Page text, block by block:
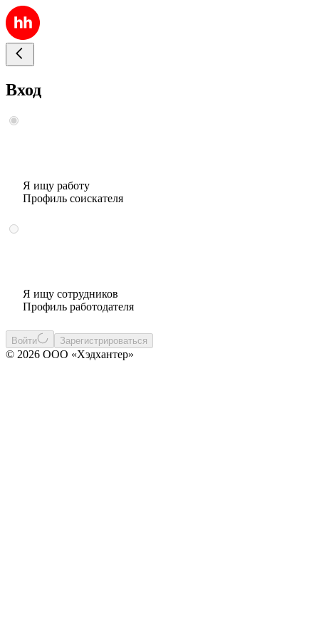
Вход
Я ищу работу
Профиль соискателя
Я ищу сотрудников
Профиль работодателя
Войти Зарегистрироваться
© 2026 ООО «Хэдхантер»